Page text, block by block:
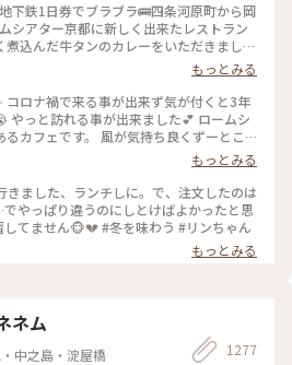
下鉄1日券でブラブラ🚌四条河原町から岡
シアター京都に新しく出来たレストラン
込んだ牛タンのカレーをいただきました
カレー
もっとみる
コロナ禍で来る事が出来ず気が付くと3年
やっと訪れる事が出来ました💕 ロームシ
るカフェです。 風が気持ち良くずーとこ
たいカフェです🥰 スズメが残したケー
ーブルの上にやってきてました😆 #Myこ
ぽ
もっとみる
きました、ランチしに。で、注文したのは
やっぱり違うのにしとけばよかったと思
ったのも同じ…学習してません🐵💔 #冬を味わう #リンちゃん
もっとみる
ネム
中之島・淀屋橋
1277